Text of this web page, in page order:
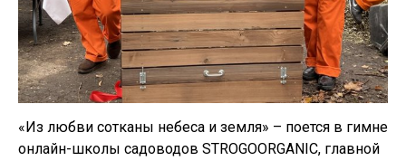
«Из любви сотканы небеса и земля» – поется в гимне
онлайн-школы садоводов STROGOORGANIC, главной